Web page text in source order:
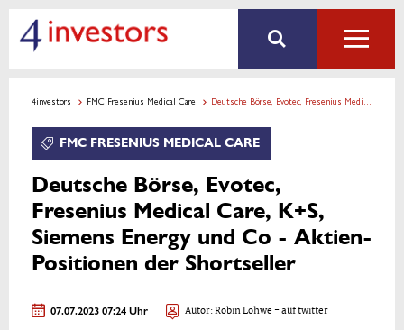
4investors FMC Fresenius Medical Care Deutsche Börse, Evotec, Fresenius Medical Care, K+S, Siemens Energy und Co - Aktien-Positionen der Shortseller
FMC FRESENIUS MEDICAL CARE
Deutsche Börse, Evotec,
Fresenius Medical Care, K+S,
Siemens Energy und Co - Aktien-
Positionen der Shortseller
07.07.2023 07:24 Uhr Autor:Robin Lohwe- auf twitter